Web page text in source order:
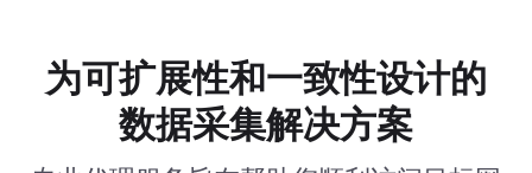
为可扩展性和一致性设计的
数据采集解决方案